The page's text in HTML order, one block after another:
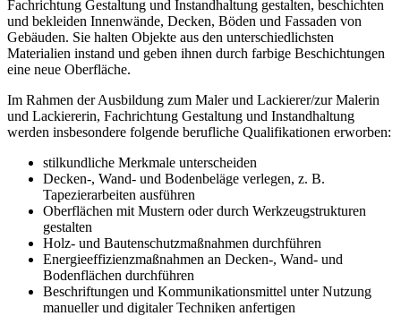
Fachrichtung Gestaltung und Instandhaltung gestalten, beschichten
und bekleiden Innenwände, Decken, Böden und Fassaden von
Gebäuden. Sie halten Objekte aus den unterschiedlichsten
Materialien instand und geben ihnen durch farbige Beschichtungen
eine neue Oberfläche.
Im Rahmen der Ausbildung zum Maler und Lackierer/zur Malerin
und Lackiererin, Fachrichtung Gestaltung und Instandhaltung
werden insbesondere folgende berufliche Qualifikationen erworben:
stilkundliche Merkmale unterscheiden
Decken-, Wand- und Bodenbeläge verlegen, z. B.
Tapezierarbeiten ausführen
Oberflächen mit Mustern oder durch Werkzeugstrukturen
gestalten
Holz- und Bautenschutzmaßnahmen durchführen
Energieeffizienzmaßnahmen an Decken-, Wand- und
Bodenflächen durchführen
Beschriftungen und Kommunikationsmittel unter Nutzung
manueller und digitaler Techniken anfertigen